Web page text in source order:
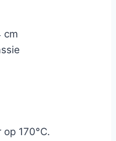
cm
170°C.